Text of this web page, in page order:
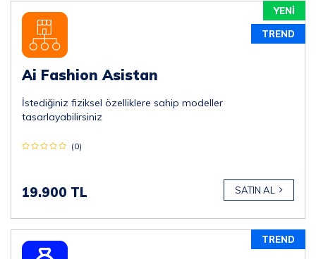
Ai Fashion Asistan
İstediğiniz fiziksel özelliklere sahip modeller
tasarlayabilirsiniz
(0)
19.900 TL SATIN AL
YENİ
TREND
TREND